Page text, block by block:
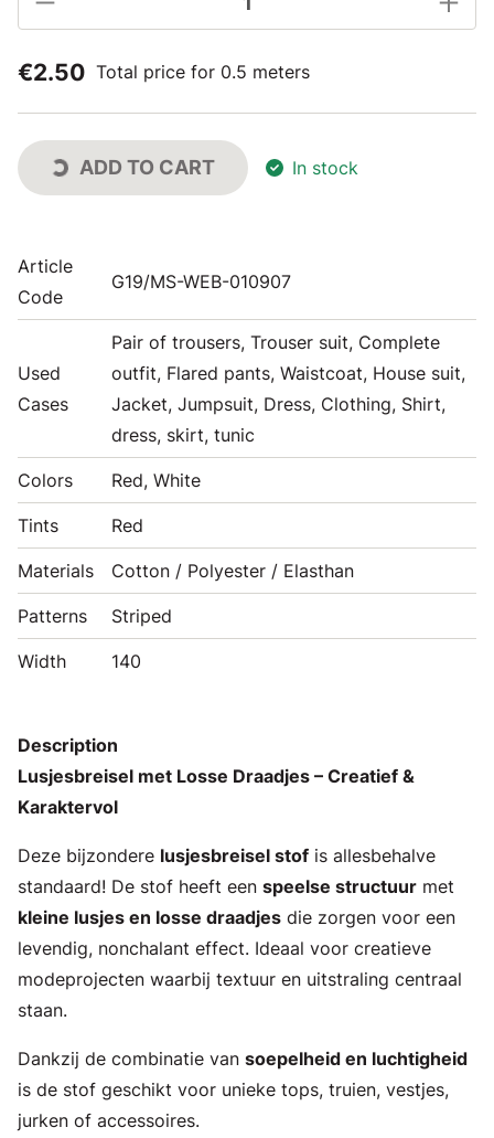
€2.50 Total price for 0.5 meters
ADD TO CART In stock
Article
Code
G19/MS-WEB-010907
Used
Cases
Pair of trousers, Trouser suit, Complete
outfit, Flared pants, Waistcoat, House suit,
Jacket, Jumpsuit, Dress, Clothing, Shirt,
dress, skirt, tunic
Colors Red, White
Tints Red
Materials Cotton / Polyester / Elasthan
Patterns Striped
Width 140
Description
Lusjesbreisel met Losse Draadjes – Creatief &
Karaktervol
Deze bijzondere lusjesbreisel stof is allesbehalve
standaard! De stof heeft een speelse structuur met
kleine lusjes en losse draadjes die zorgen voor een
levendig, nonchalant effect. Ideaal voor creatieve
modeprojecten waarbij textuur en uitstraling centraal
staan.
Dankzij de combinatie van soepelheid en luchtigheid
is de stof geschikt voor unieke tops, truien, vestjes,
jurken of accessoires.